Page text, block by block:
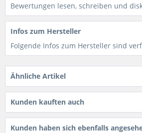
Bewertungen lesen, schreiben und
Infos zum Hersteller
Folgende Infos zum Hersteller sind
Ähnliche Artikel
Kunden kauften auch
Kunden haben sich ebenfalls